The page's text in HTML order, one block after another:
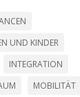
UND KINDER
INTEGRATION
MOBILITÄT